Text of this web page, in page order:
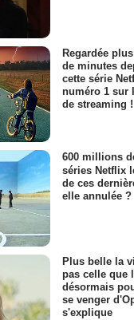
Regardée
de minutes
cette série
numéro 1 sur
de streaming !
600 millions
séries Netflix
de ces
elle annulée ?
Plus belle la
pas celle que
désormais
se venger
s'explique